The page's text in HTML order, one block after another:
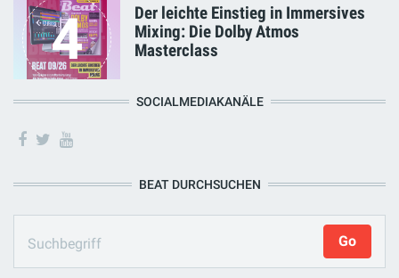
4
Der leichte Einstieg in Immersives
Mixing: Die Dolby Atmos
Masterclass
SOCIALMEDIAKANÄLE
BEAT DURCHSUCHEN